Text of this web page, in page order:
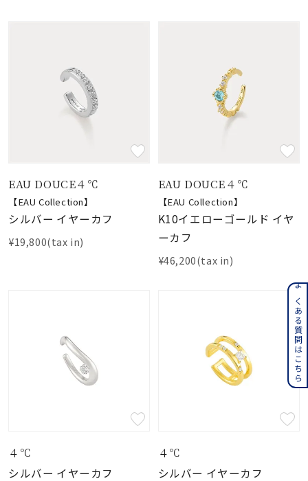
EAU DOUCE４℃
【EAU Collection】
シルバー イヤーカフ
¥19,800(tax in)
EAU DOUCE４℃
【EAU Collection】
K10イエローゴールド イヤ
ーカフ
¥46,200(tax in)
４℃
シルバー イヤーカフ
４℃
シルバー イヤーカフ
よくある質問はこちら